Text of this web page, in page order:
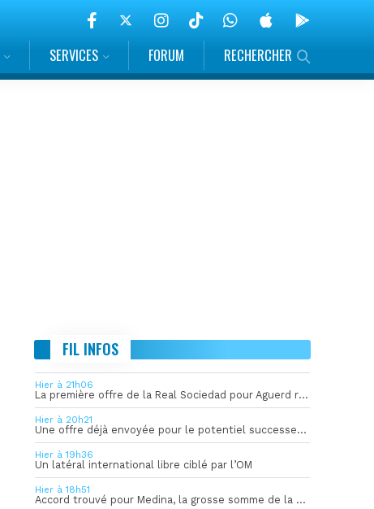
SERVICES FORUM RECHERCHER
FIL INFOS
Hier à 21h06
La première offre de la Real Sociedad pour Aguerd refusée par l’OM
Hier à 20h21
Une offre déjà envoyée pour le potentiel successeur de Rulli
Hier à 19h36
Un latéral international libre ciblé par l’OM
Hier à 18h51
Accord trouvé pour Medina, la grosse somme de la vente dévoilée